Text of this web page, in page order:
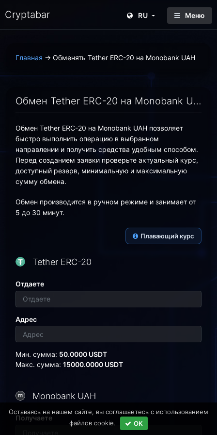
Cryptabar Меню
RU
Главная → Обменять Tether ERC-20 на Monobank UAH
Обмен Tether ERC-20 на Monobank UAH онлайн — выгодный курс | Cryptabar
Обмен Tether ERC-20 на Monobank UAH позволяет
быстро выполнить операцию в выбранном
направлении и получить средства удобным способом.
Перед созданием заявки проверьте актуальный курс,
доступный резерв, минимальную и максимальную
сумму обмена.
Обмен производится в ручном режиме и занимает от
5 до 30 минут.
Плавающий курс
Tether ERC-20
Отдаете
Адрес
Мин. сумма: 50.0000 USDT
Макс. сумма: 15000.0000 USDT
Monobank UAH
Получаете
Оставаясь на нашем сайте, вы соглашаетесь c использованием
файлов cookie.
ОК